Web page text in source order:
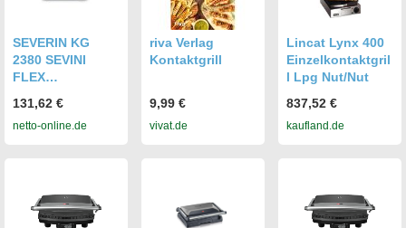
SEVERIN KG
2380 SEVINI
FLEX
131,62 €
netto-online.de
riva Verlag
Kontaktgrill
9,99 €
vivat.de
Lincat Lynx 400
Einzelkontaktgril
l Lpg Nut/Nut
837,52 €
kaufland.de